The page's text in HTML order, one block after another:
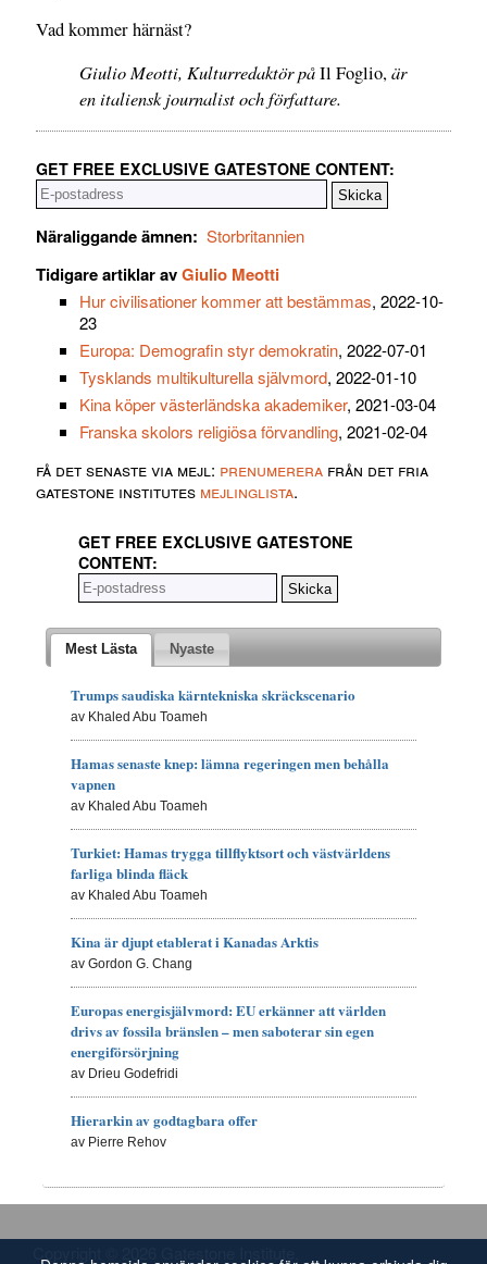
Vad kommer härnäst?
Giulio Meotti, Kulturredaktör påIl Foglio,är
en italiensk journalist och författare.
GET FREE EXCLUSIVE GATESTONE CONTENT:
Näraliggande ämnen: Storbritannien
Tidigare artiklar avGiulio Meotti
Hur civilisationer kommer att bestämmas, 2022-10-
23
Europa: Demografin styr demokratin, 2022-07-01
Tysklands multikulturella självmord, 2022-01-10
Kina köper västerländska akademiker, 2021-03-04
Franska skolors religiösa förvandling, 2021-02-04
få det senaste via mejl: prenumerera från det fria
gatestone institutes mejlinglista.
GET FREE EXCLUSIVE GATESTONE
CONTENT:
Mest Lästa Nyaste
Trumps saudiska kärntekniska skräckscenario
av Khaled Abu Toameh
Hamas senaste knep: lämna regeringen men behålla
vapnen
av Khaled Abu Toameh
Turkiet: Hamas trygga tillflyktsort och västvärldens
farliga blinda fläck
av Khaled Abu Toameh
Kina är djupt etablerat i Kanadas Arktis
av Gordon G. Chang
Europas energisjälvmord: EU erkänner att världen
drivs av fossila bränslen – men saboterar sin egen
energiförsörjning
av Drieu Godefridi
Hierarkin av godtagbara offer
av Pierre Rehov